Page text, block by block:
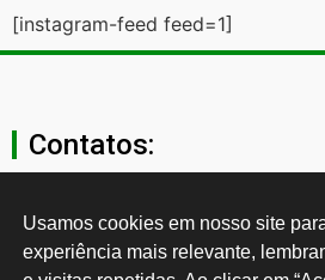
[instagram-feed feed=1]
Contatos:
11 3874-
Usamos cookies em nosso site
experiência mais relevante,